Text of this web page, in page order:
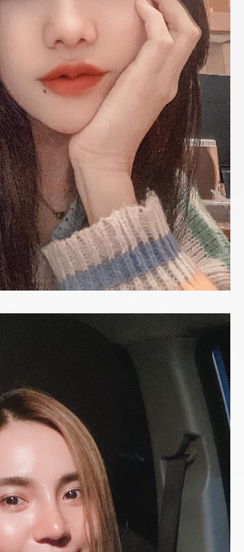
ตามินผิว
ยละเอียด
ากกระจับ